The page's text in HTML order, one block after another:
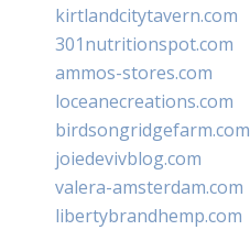
kirtlandcitytavern.com
301nutritionspot.com
ammos-stores.com
loceanecreations.com
birdsongridgefarm.com
joiedevivblog.com
valera-amsterdam.com
libertybrandhemp.com